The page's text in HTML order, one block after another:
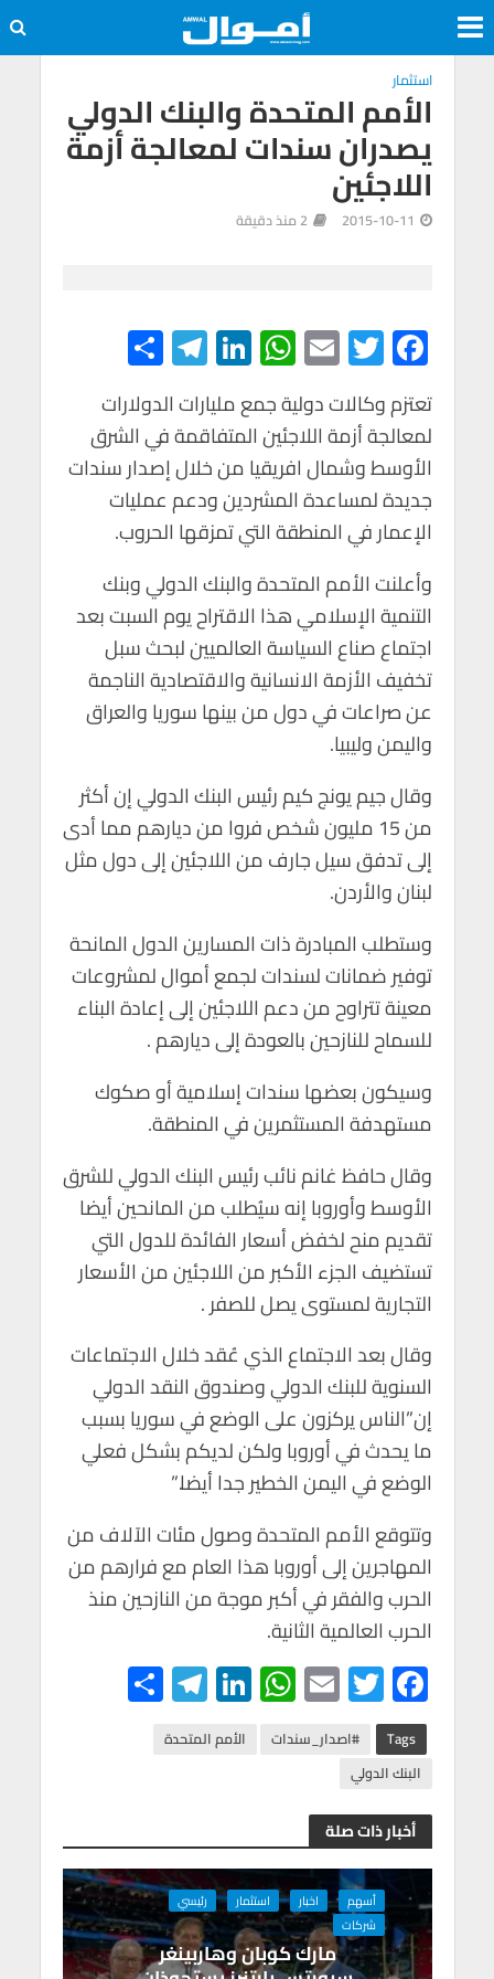
استثمار
الأمم المتحدة والبنك الدولي
يصدران سندات لمعالجة أزمة
اللاجئين
2015-10-11 2 منذ دقيقة
F
ac
e
b
o
o
k
T
wi
tt
er
E
m
ail
W
h
at
s
A
p
p
Li
n
ke
dI
n
Te
le
gr
a
m
h
ar
e
تعتزم وكالات دولية جمع مليارات الدولارات
لمعالجة أزمة اللاجئين المتفاقمة في الشرق
الأوسط وشمال افريقيا من خلال إصدار سندات
جديدة لمساعدة المشردين ودعم عمليات
الإعمار في المنطقة التي تمزقها الحروب.
وأعلنت الأمم المتحدة والبنك الدولي وبنك
التنمية الإسلامي هذا الاقتراح يوم السبت بعد
اجتماع صناع السياسة العالميين لبحث سبل
تخفيف الأزمة الانسانية والاقتصادية الناجمة
عن صراعات في دول من بينها سوريا والعراق
واليمن وليبيا.
وقال جيم يونج كيم رئيس البنك الدولي إن أكثر
من 15 مليون شخص فروا من ديارهم مما أدى
إلى تدفق سيل جارف من اللاجئين إلى دول مثل
لبنان والأردن.
وستطلب المبادرة ذات المسارين الدول المانحة
توفير ضمانات لسندات لجمع أموال لمشروعات
معينة تتراوح من دعم اللاجئين إلى إعادة البناء
للسماح للنازحين بالعودة إلى ديارهم .
وسيكون بعضها سندات إسلامية أو صكوك
مستهدفة المستثمرين في المنطقة.
وقال حافظ غانم نائب رئيس البنك الدولي للشرق
الأوسط وأوروبا إنه سيُطلب من المانحين أيضا
تقديم منح لخفض أسعار الفائدة للدول التي
تستضيف الجزء الأكبر من اللاجئين من الأسعار
التجارية لمستوى يصل للصفر .
وقال بعد الاجتماع الذي عُقد خلال الاجتماعات
السنوية للبنك الدولي وصندوق النقد الدولي
إن”الناس يركزون على الوضع في سوريا بسبب
ما يحدث في أوروبا ولكن لديكم بشكل فعلي
الوضع في اليمن الخطير جدا أيضا.”
وتتوقع الأمم المتحدة وصول مئات الآلاف من
المهاجرين إلى أوروبا هذا العام مع فرارهم من
الحرب والفقر في أكبر موجة من النازحين منذ
الحرب العالمية الثانية.
F
ac
e
b
o
o
k
T
wi
tt
E
m
ail
W
h
at
p
p
Li
n
ke
Te
le
gr Tags #اصدار_سندات
الأمم المتحدة
البنك الدولي
أخبار ذات صلة
أسهم اخبار استثمار
رئيسي
شركات
مارك كوبان وهاربينغر